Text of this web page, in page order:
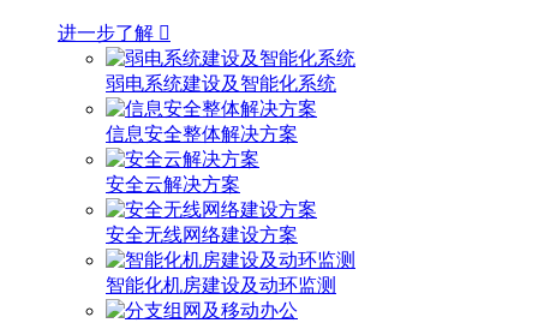
进一步了解 
弱电系统建设及智能化系统
信息安全整体解决方案
安全云解决方案
安全无线网络建设方案
智能化机房建设及动环监测